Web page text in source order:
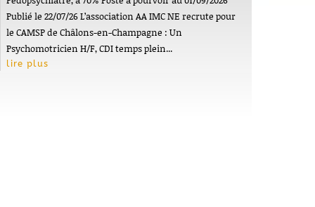
Publié le 22/07/26 L’association AA IMC NE recrute pour
le CAMSP de Châlons-en-Champagne : Un
Psychomotricien H/F, CDI temps plein...
lire plus